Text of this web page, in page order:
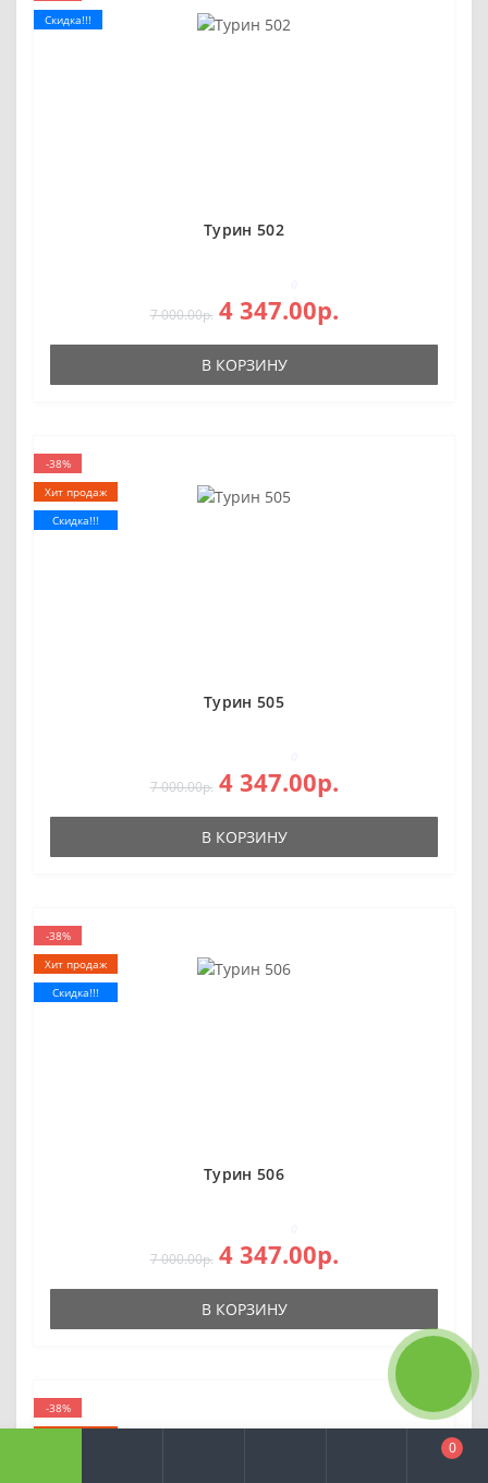
0
Скидка!!!
Турин 502
7 000.00р. 4 347.00р.
В КОРЗИНУ
-38%
Хит продаж
Скидка!!!
Турин 505
7 000.00р. 4 347.00р.
В КОРЗИНУ
-38%
Хит продаж
Скидка!!!
Турин 506
7 000.00р. 4 347.00р.
В КОРЗИНУ
-38%